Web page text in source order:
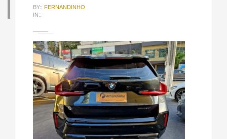
BY:: FERNANDINHO
IN::